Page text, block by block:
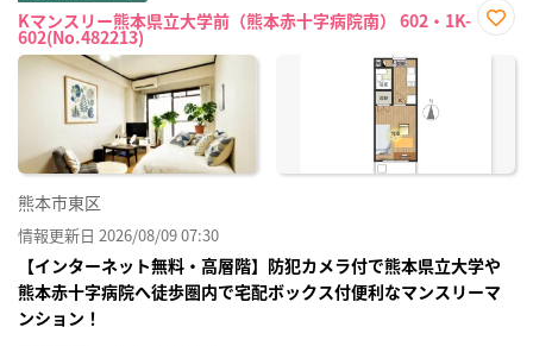
Kマンスリー熊本県立大学前（熊本赤十字病院南） 602・1K-
602(No.482213)
に入
熊本市東区
情報更新日 2026/08/09 07:30
【インターネット無料・高層階】防犯カメラ付で熊本県立大学や
熊本赤十字病院へ徒歩圏内で宅配ボックス付便利なマンスリーマ
ンション！